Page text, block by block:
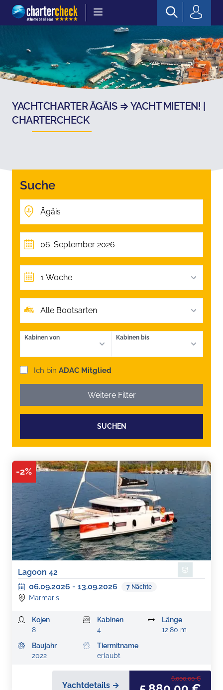
Chartercheck
YACHTCHARTER ÄGÄIS ⇒ YACHT MIETEN! |
CHARTERCHECK
Suche
1 Woche
Alle Bootsarten
Kabinen von Kabinen bis
Ich bin ADAC Mitglied
Weitere Filter
SUCHEN
-2%
Lagoon 42
06.09.2026 - 13.09.2026 7 Nächte
Marmaris
Kojen
8
Kabinen
4
Länge
12,80 m
Baujahr
2022
Tiermitname
erlaubt
Yachtdetails →
6.000,00 €